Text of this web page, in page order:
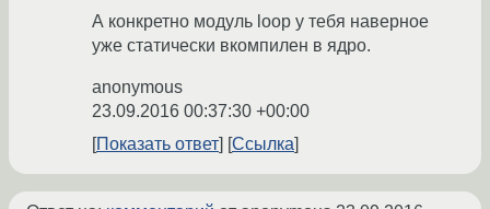
А конкретно модуль loop у тебя наверное
уже статически вкомпилен в ядро.
anonymous
23.09.2016 00:37:30 +00:00
Показать ответ
Ссылка